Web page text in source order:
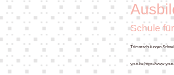
Schule
Trimmschulungen
youtubehttps://